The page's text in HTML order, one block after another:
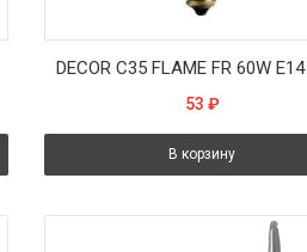
53 ₽
В корзину